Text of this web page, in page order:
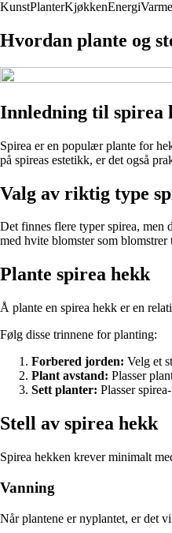
KunstPlanterKjøkkenEnergiVarme
Hvordan plante og
Innledning til spirea
Spirea er en populær plante for
på spireas estetikk, er det også
Valg av riktig type
Det finnes flere typer spirea, men
med hvite blomster som
Plante spirea hekk
Å plante en spirea hekk er en
Følg disse trinnene for planting:
Forbered jorden: Velg et
Plant avstand: Plasser
Sett planter: Plasser
Stell av spirea hekk
Spirea hekken krever minimalt
Vanning
Når plantene er nyplantet, er det